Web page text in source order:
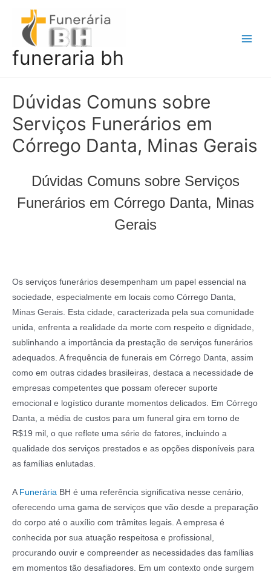
conteúdo
funeraria bh
Dúvidas Comuns sobre
Serviços Funerários em
Córrego Danta, Minas Gerais
Dúvidas Comuns sobre Serviços
Funerários em Córrego Danta, Minas
Gerais
Os serviços funerários desempenham um papel essencial na
sociedade, especialmente em locais como Córrego Danta,
Minas Gerais. Esta cidade, caracterizada pela sua comunidade
unida, enfrenta a realidade da morte com respeito e dignidade,
sublinhando a importância da prestação de serviços funerários
adequados. A frequência de funerais em Córrego Danta, assim
como em outras cidades brasileiras, destaca a necessidade de
empresas competentes que possam oferecer suporte
emocional e logístico durante momentos delicados. Em Córrego
Danta, a média de custos para um funeral gira em torno de
R$19 mil, o que reflete uma série de fatores, incluindo a
qualidade dos serviços prestados e as opções disponíveis para
as famílias enlutadas.
A Funerária BH é uma referência significativa nesse cenário,
oferecendo uma gama de serviços que vão desde a preparação
do corpo até o auxílio com trâmites legais. A empresa é
conhecida por sua atuação respeitosa e profissional,
procurando ouvir e compreender as necessidades das famílias
em momentos tão desafiadores. Em um contexto onde surgem